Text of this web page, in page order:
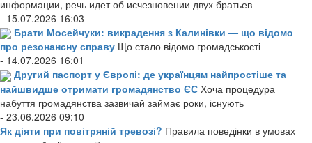
информации, речь идет об исчезновении двух братьев
- 15.07.2026 16:03
Брати Мосейчуки: викрадення з Калинівки — що відомо
про резонансну справу Що стало відомо громадськості
- 14.07.2026 16:01
Другий паспорт у Європі: де українцям найпростіше та
найшвидше отримати громадянство ЄС Хоча процедура
набуття громадянства зазвичай займає роки, існують
- 23.06.2026 09:10
Як діяти при повітряній тревозі? Правила поведінки в умовах